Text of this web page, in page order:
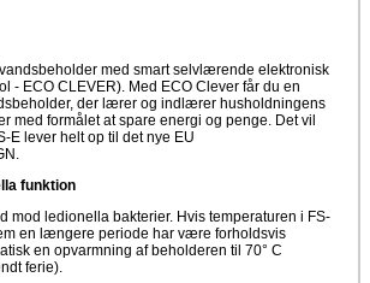
med smart selvlærende elektronisk
- ECO CLEVER). Med ECO Clever får du en
der lærer og indlærer husholdningens
med formålet at spare energi og penge. Det vil
E lever helt op til det nye EU
funktion
mod ledionella bakterier. Hvis temperaturen i FS-
en længere periode har være forholdsvis
en opvarmning af beholderen til 70° C
ferie).